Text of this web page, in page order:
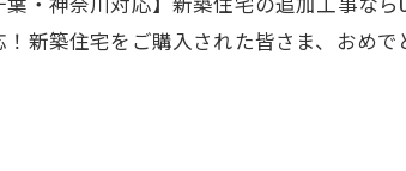
！新築住宅をご購入された皆さま、おめ